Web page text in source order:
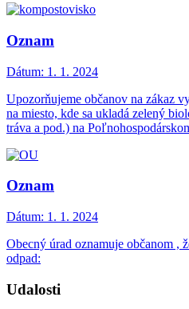
Oznam
Dátum: 1. 1. 2024
Upozorňujeme občanov na zákaz
na miesto, kde sa ukladá zelený
tráva a pod.) na
Oznam
Dátum: 1. 1. 2024
Obecný úrad oznamuje občanom ,
odpad:
Udalosti